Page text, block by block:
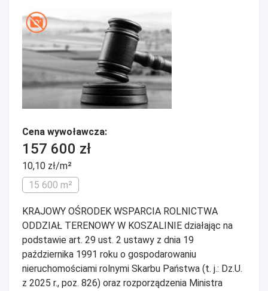
Cena wywoławcza:
157 600 zł
10,10 zł/m²
15 600 m²
KRAJOWY OŚRODEK WSPARCIA ROLNICTWA
ODDZIAŁ TERENOWY W KOSZALINIE działając na
podstawie art. 29 ust. 2 ustawy z dnia 19
października 1991 roku o gospodarowaniu
nieruchomościami rolnymi Skarbu Państwa (t. j.: Dz.U.
z 2025 r., poz. 826) oraz rozporządzenia Ministra